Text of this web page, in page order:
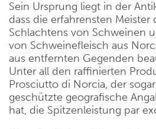
Sein Ursprung liegt in der
dass die erfahrensten Meister
Schlachtens von Schweinen
von Schweinefleisch aus
aus entfernten Gegenden
Unter all den raffinierten
Prosciutto di Norcia, der
geschützte geografische
hat, die Spitzenleistung par